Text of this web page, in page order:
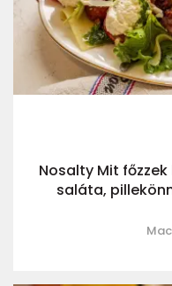
Nosalty Mit
saláta,